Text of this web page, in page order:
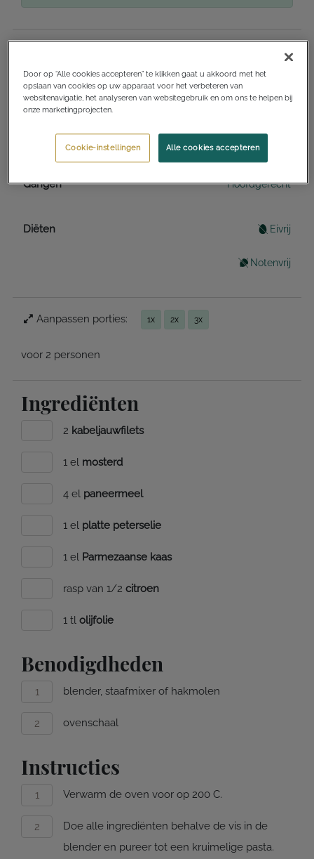
20 minuten
Keukens Frans
Gangen Hoofdgerecht
Diëten Eivrij
Notenvrij
Aanpassen porties: 1x 2x 3x
voor 2 personen
Ingrediënten
2 kabeljauwfilets
1 el mosterd
4 el paneermeel
1 el platte peterselie
1 el Parmezaanse kaas
rasp van 1/2 citroen
1 tl olijfolie
Benodigdheden
blender, staafmixer of hakmolen
ovenschaal
Instructies
Verwarm de oven voor op 200 C.
Doe alle ingrediënten behalve de vis in de
blender en pureer tot een kruimelige pasta.
Door op “Alle cookies accepteren” te klikken gaat u akkoord met het
opslaan van cookies op uw apparaat voor het verbeteren van
websitenavigatie, het analyseren van websitegebruik en om ons te helpen bij
onze marketingprojecten.
Alle cookies accepteren
Cookie-instellingen